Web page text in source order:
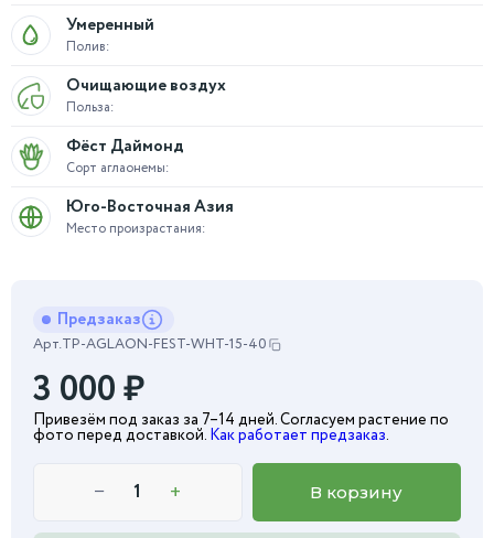
Полив:
Умеренный
Польза:
Очищающие воздух
Сорт аглаонемы:
Фёст Даймонд
Место произрастания:
Юго-Восточная Азия
Предзаказ
Арт.TP-AGLAON-FEST-WHT-15-40
3 000₽
Привезём под заказ за 7–14 дней. Согласуем растение по
фото перед доставкой. Как работает предзаказ.
− + В корзину